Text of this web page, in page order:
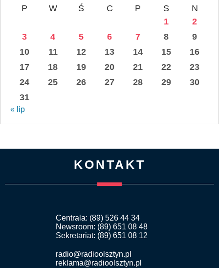
P W Ś C P S
N
1
2
3
4 5 6 7 8
9
10
11 12 13 14 15
16
17
18 19 20 21 22
23
24
25 26 27 28 29
30
31
« lip
KONTAKT
Centrala: (89) 526 44 34
Newsroom: (89) 651 08 48
Sekretariat: (89) 651 08 12
radio@radioolsztyn.pl
reklama@radioolsztyn.pl